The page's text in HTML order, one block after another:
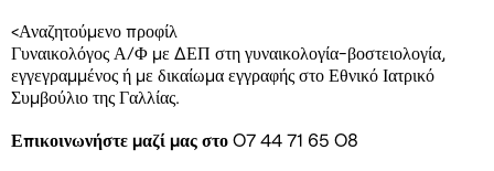
<Αναζητούμενο προφίλ
Γυναικολόγος Α/Φ με ΔΕΠ στη γυναικολογία-βοστειολογία,
εγγεγραμμένος ή με δικαίωμα εγγραφής στο Εθνικό Ιατρικό
Συμβούλιο της Γαλλίας.
Επικοινωνήστε μαζί μας στο O7 44 71 65 O8